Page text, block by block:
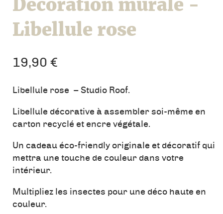
Libellule rose
19,90 €
Libellule rose – Studio Roof.
Libellule décorative à assembler soi-même en
carton recyclé et encre végétale.
Un cadeau éco-friendly originale et décoratif qui
mettra une touche de couleur dans votre
intérieur.
Multipliez les insectes pour une déco haute en
couleur.